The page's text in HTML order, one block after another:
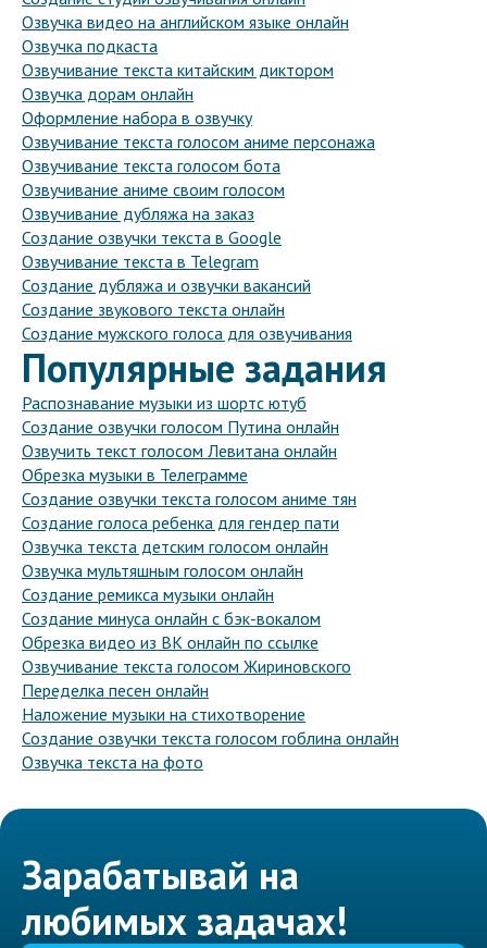
Озвучка видео на английском языке онлайн
Озвучка подкаста
Озвучивание текста китайским диктором
Озвучка дорам онлайн
Оформление набора в озвучку
Озвучивание текста голосом аниме персонажа
Озвучивание текста голосом бота
Озвучивание аниме своим голосом
Озвучивание дубляжа на заказ
Создание озвучки текста в Google
Озвучивание текста в Telegram
Создание дубляжа и озвучки вакансий
Создание звукового текста онлайн
Создание мужского голоса для озвучивания
Популярные задания
Распознавание музыки из шортс ютуб
Создание озвучки голосом Путина онлайн
Озвучить текст голосом Левитана онлайн
Обрезка музыки в Телеграмме
Создание озвучки текста голосом аниме тян
Создание голоса ребенка для гендер пати
Озвучка текста детским голосом онлайн
Озвучка мультяшным голосом онлайн
Создание ремикса музыки онлайн
Создание минуса онлайн с бэк-вокалом
Обрезка видео из ВК онлайн по ссылке
Озвучивание текста голосом Жириновского
Переделка песен онлайн
Наложение музыки на стихотворение
Создание озвучки текста голосом гоблина онлайн
Озвучка текста на фото
Зарабатывай на
любимых задачах!